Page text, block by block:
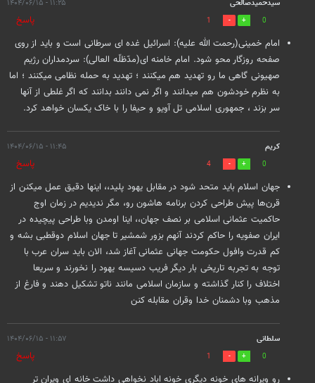
سیدحمیدصالحی ۱۱:۲۵ - ۱۴۰۴/۰۶/۱۵
0
1
پاسخ
امام خمینی(رحمت الله علیه): اسرائیل غده ای سرطانی است و باید از روی
صفحه روزگار محو شود. امام خامنه ای(مدّظلّه العالی): سردمداران رژیم
صهیونی گاهی ما رو تهدید هم میکنند ؛ تهدید به حمله نظامی میکنند ؛ اما
به نظرم خودشون هم میدانند و اگر نمی دانند بدانند که اگر غلطی از آنها
سر بزند ، جمهوری اسلامی تل آویو و حیفا را با خاک یکسان خواهد کرد.
کریم ۱۱:۴۵ - ۱۴۰۴/۰۶/۱۵
0
4
پاسخ
جهان اسلام باید متحد شود در مقابل یهود پلید،، اینها دقیق عمل میکنن از
قرن‌ها پیش طراحی کردن برنامه هاشون رو، مگر ندیدیم در زمان اوج
حاکمیت عثمانی اسلامی بر نصف جهان،، اینا اومدن وبا طراحی پیچیده در
ایران صفویه را حاکم کردند آنهم بزور شمشیر تا جهان اسلام دوقطبی بشه و
کم قدرت وافول حکومت جهانی عثمانی آغاز شد، الان باید سران عرب با
توجه به تجربه تاریخی بار دیگر فریب دسیسه یهود را نخورند و سریعا
اختلاف را کنار گذاشته و سازمان اسلامی مانند ناتو تشکیل دهند و فارغ از
مذهب وبا دشمنان خدا وقران مقابله کنن
سلطانی ۱۱:۵۷ - ۱۴۰۴/۰۶/۱۵
0
1
پاسخ
رو ویرانه های خونه دیگری خونه اباد نخواهی داشت خانه ای ویران تر